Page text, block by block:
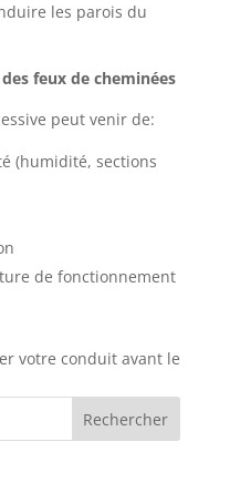
les parois du
feux de cheminées
peut venir de:
(humidité, sections
de fonctionnement
votre conduit avant le